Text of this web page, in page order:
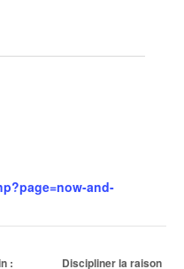
and-
: Discipliner la raison